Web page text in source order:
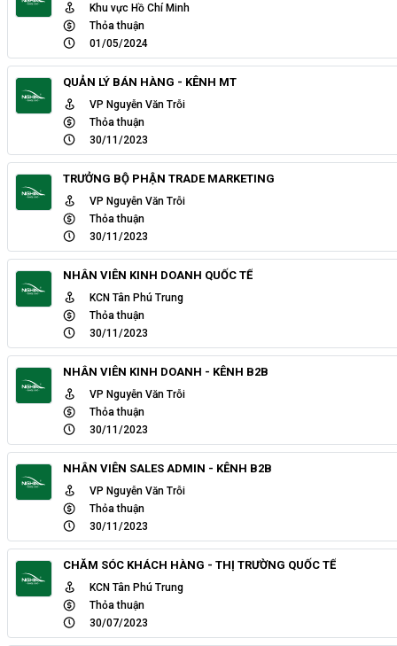
Khu vực Hồ Chí Minh
Thỏa thuận
01/05/2024
QUẢN LÝ BÁN HÀNG - KÊNH MT
VP Nguyễn Văn Trỗi
Thỏa thuận
30/11/2023
TRƯỞNG BỘ PHẬN TRADE MARKETING
VP Nguyễn Văn Trỗi
Thỏa thuận
30/11/2023
NHÂN VIÊN KINH DOANH QUỐC TẾ
KCN Tân Phú Trung
Thỏa thuận
30/11/2023
NHÂN VIÊN KINH DOANH - KÊNH B2B
VP Nguyễn Văn Trỗi
Thỏa thuận
30/11/2023
NHÂN VIÊN SALES ADMIN - KÊNH B2B
VP Nguyễn Văn Trỗi
Thỏa thuận
30/11/2023
CHĂM SÓC KHÁCH HÀNG - THỊ TRƯỜNG QUỐC TẾ
KCN Tân Phú Trung
Thỏa thuận
30/07/2023